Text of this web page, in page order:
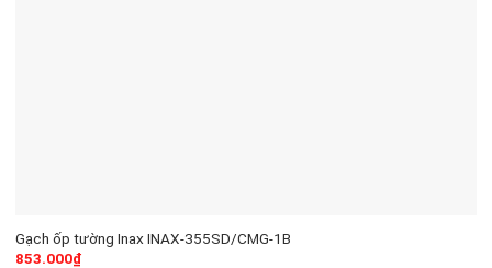
Gạch ốp tường Inax INAX-355SD/CMG-1B
853.000₫